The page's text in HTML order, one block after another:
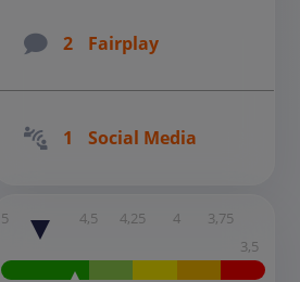
2 Fairplay
1 Social Media
5 4,5 4,25 4
3,75
3,5